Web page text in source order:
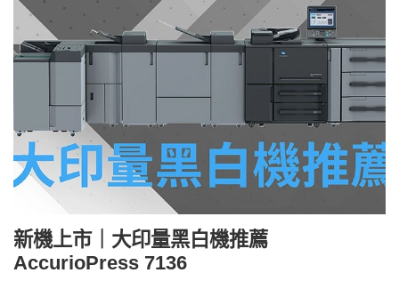
新機上市｜大印量黑白機推薦
AccurioPress 7136